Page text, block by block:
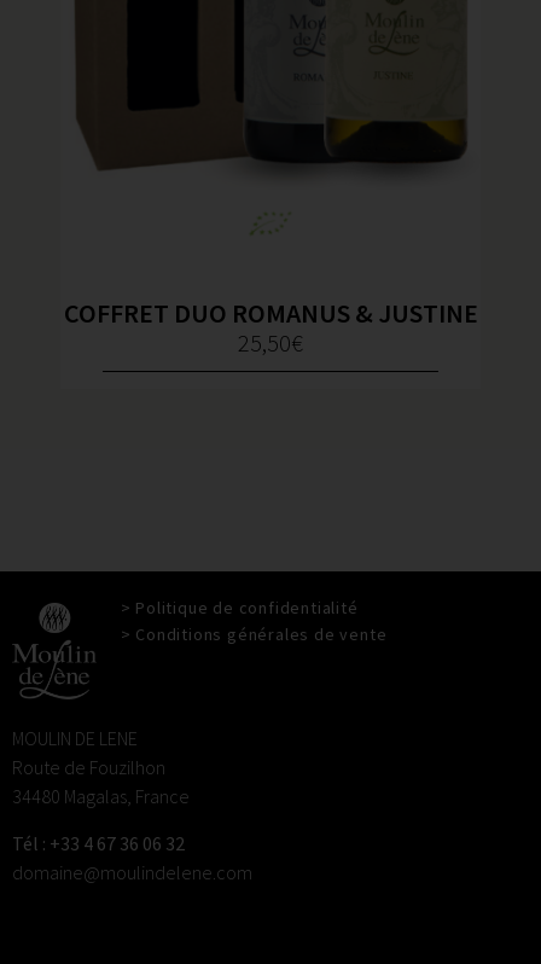
COFFRET DUO ROMANUS & JUSTINE
25,50€
> Politique de confidentialité
> Conditions générales de vente
MOULIN DE LENE
Route de Fouzilhon
34480 Magalas, France
Tél : +33 4 67 36 06 32
domaine@moulindelene.com